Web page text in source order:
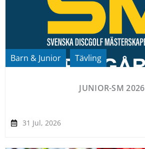
Barn & Junior , Tävling
JUNIOR-SM 2026
31 Jul, 2026